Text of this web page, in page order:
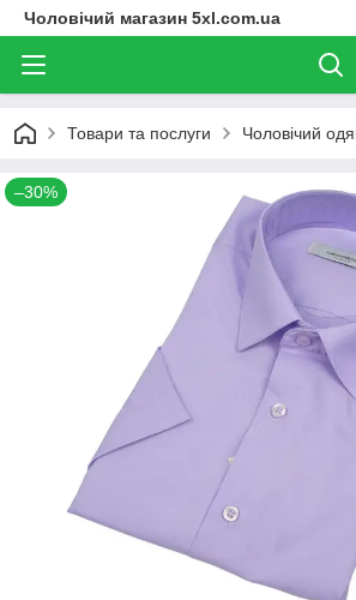
Чоловічий магазин 5xl.com.ua
Товари та послуги Чоловічий
–30%